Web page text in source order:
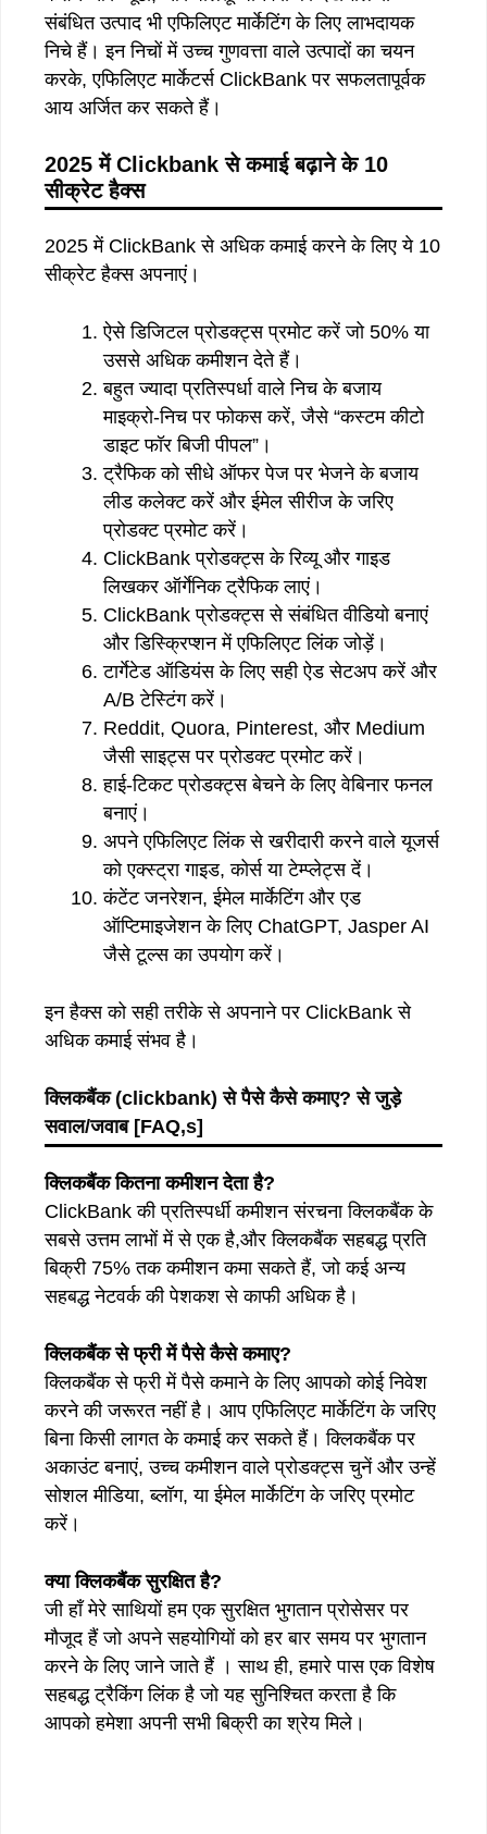
संबंधित उत्पाद भी एफिलिएट मार्केटिंग के लिए लाभदायक
निचे हैं। इन निचों में उच्च गुणवत्ता वाले उत्पादों का चयन
करके, एफिलिएट मार्केटर्स ClickBank पर सफलतापूर्वक
आय अर्जित कर सकते हैं।
2025में Clickbank से कमाई बढ़ाने के10
सीक्रेट हैक्स
2025 में ClickBank से अधिक कमाई करने के लिए ये 10
सीक्रेट हैक्स अपनाएं।
ऐसे डिजिटल प्रोडक्ट्स प्रमोट करें जो 50% या
उससे अधिक कमीशन देते हैं।
बहुत ज्यादा प्रतिस्पर्धा वाले निच के बजाय
माइक्रो-निच पर फोकस करें, जैसे “कस्टम कीटो
डाइट फॉर बिजी पीपल”।
ट्रैफिक को सीधे ऑफर पेज पर भेजने के बजाय
लीड कलेक्ट करें और ईमेल सीरीज के जरिए
प्रोडक्ट प्रमोट करें।
ClickBank प्रोडक्ट्स के रिव्यू और गाइड
लिखकर ऑर्गेनिक ट्रैफिक लाएं।
ClickBank प्रोडक्ट्स से संबंधित वीडियो बनाएं
और डिस्क्रिप्शन में एफिलिएट लिंक जोड़ें।
टार्गेटेड ऑडियंस के लिए सही ऐड सेटअप करें और
A/B टेस्टिंग करें।
Reddit, Quora, Pinterest, और Medium
जैसी साइट्स पर प्रोडक्ट प्रमोट करें।
हाई-टिकट प्रोडक्ट्स बेचने के लिए वेबिनार फनल
बनाएं।
अपने एफिलिएट लिंक से खरीदारी करने वाले यूजर्स
को एक्स्ट्रा गाइड, कोर्स या टेम्प्लेट्स दें।
कंटेंट जनरेशन, ईमेल मार्केटिंग और एड
ऑप्टिमाइजेशन के लिए ChatGPT, Jasper AI
जैसे टूल्स का उपयोग करें।
इन हैक्स को सही तरीके से अपनाने पर ClickBank से
अधिक कमाई संभव है।
क्लिकबैंक(clickbank)से पैसे कैसे कमाए?से जुड़े
सवाल/जवाब [FAQ,s]
क्लिकबैंक कितना कमीशन देता है?
ClickBank की प्रतिस्पर्धी कमीशन संरचना क्लिकबैंक के
सबसे उत्तम लाभों में से एक है,और क्लिकबैंक सहबद्ध प्रति
बिक्री 75% तक कमीशन कमा सकते हैं, जो कई अन्य
सहबद्ध नेटवर्क की पेशकश से काफी अधिक है।
क्लिकबैंक से फ्री में पैसे कैसे कमाए?
क्लिकबैंक से फ्री में पैसे कमाने के लिए आपको कोई निवेश
करने की जरूरत नहीं है। आप एफिलिएट मार्केटिंग के जरिए
बिना किसी लागत के कमाई कर सकते हैं। क्लिकबैंक पर
अकाउंट बनाएं, उच्च कमीशन वाले प्रोडक्ट्स चुनें और उन्हें
सोशल मीडिया, ब्लॉग, या ईमेल मार्केटिंग के जरिए प्रमोट
करें।
क्या क्लिकबैंक सुरक्षित है?
जी हाँ मेरे साथियों हम एक सुरक्षित भुगतान प्रोसेसर पर
मौजूद हैं जो अपने सहयोगियों को हर बार समय पर भुगतान
करने के लिए जाने जाते हैं । साथ ही, हमारे पास एक विशेष
सहबद्ध ट्रैकिंग लिंक है जो यह सुनिश्चित करता है कि
आपको हमेशा अपनी सभी बिक्री का श्रेय मिले।